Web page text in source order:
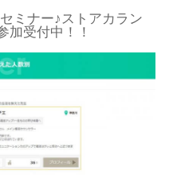
ミナー♪ストアカラン
加受付中！！